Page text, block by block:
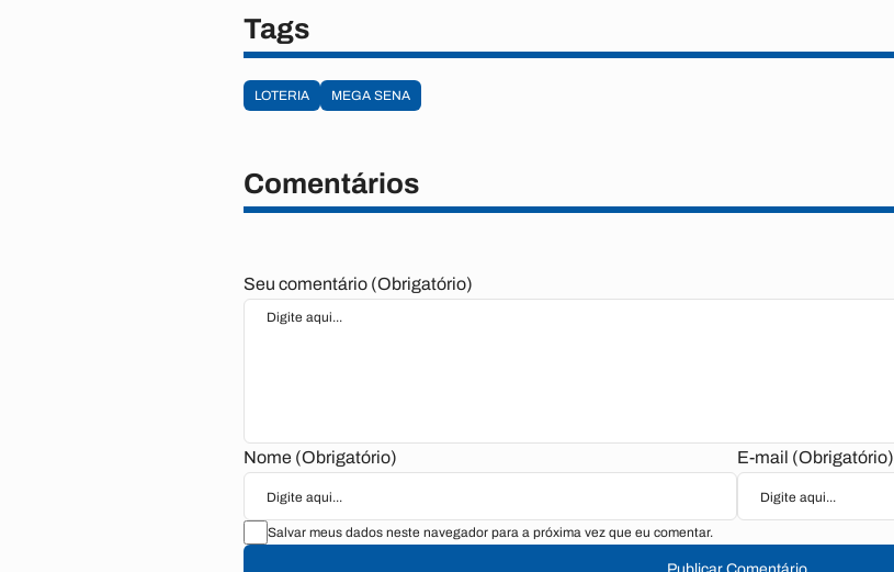
Tags
LOTERIA MEGA SENA
Comentários
Seu comentário (Obrigatório)
Nome (Obrigatório) E-mail (Obrigatório)
Salvar meus dados neste navegador para a próxima vez que eu comentar.
Publicar Comentário